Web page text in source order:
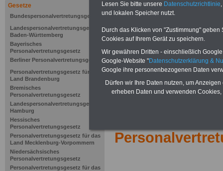
Gesetze
Bundespersonalvertretungsgesetz
Landespersonalvertretungsgesetz
Baden-Württemberg
Bayerisches
Personalvertretungsgesetz
Berliner Personalvertretungsgesetz
Personalvertretungsgesetz für das
Land Brandenburg
Bremisches
Personalvertretungsgesetz
Landespersonalvertretungsgesetz
Hamburg
Hessisches
Personalvertretungsgesetz
Personalvertretungsgesetz für das
Land Mecklenburg-Vorpommern
Niedersächsisches
Personalvertretungsgesetz
Personalvertretungsgesetz für das
Lesen Sie bitte unsere Datenschutzrichtlinie
und lokalen Speicher nutzt.
Durch das Klicken von "Zustimmung"
Cookies auf Ihrem Gerät zu speichern.
Wir gewähren Dritten - einschließlich
Google-Website "Datenschutzerklärung &
Google ihre personenbezogenen Daten
Dürfen wir Ihre Daten nutzen, um
erheben Daten und verwenden